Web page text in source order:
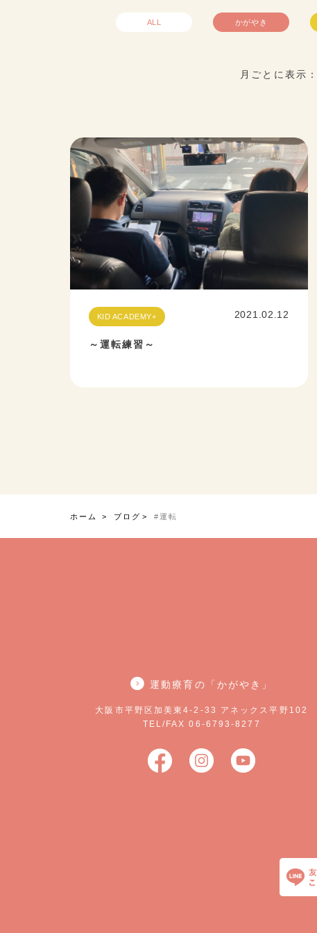
ALL かがやき
月ごとに表示：
KID ACADEMY+ 2021.02.12
～運転練習～
ホーム ブログ #運転
運動療育の「かがやき」
大阪市平野区加美東4-2-33 アネックス平野102
TEL/FAX 06-6793-8277